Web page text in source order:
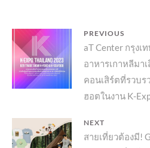
แนะแนว
เรื่อง
PREVIOUS
Previous
post:
aT Center กรุง
อาหารเกาหลีมา
คอนเสิร์ตที่รวบร
ฮอตในงาน K-
NEXT
Next
สายเที่ยวต้องมี!